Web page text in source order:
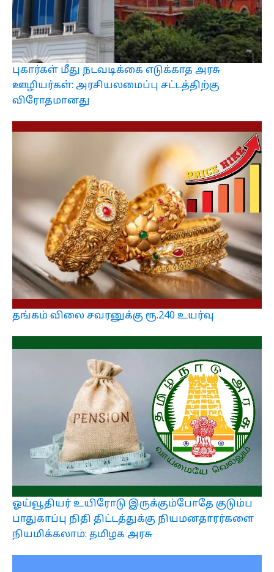
புகார்கள் மீது நடவடிக்கை எடுக்காத அரசு
ஊழியர்கள்: அரசியலமைப்பு சட்டத்திற்கு
விரோதமானது
தங்கம் விலை சவரனுக்கு ரூ.240 உயர்வு
ஓய்வூதியர் உயிரோடு இருக்கும்போதே குடும்ப
பாதுகாப்பு நிதி திட்டத்துக்கு நியமனதாரர்களை
நியமிக்கலாம்: தமிழக அரசு